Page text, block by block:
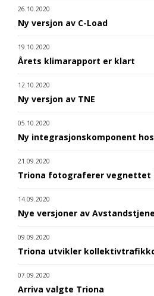
26.10.2020
Ny versjon av C-Load
19.10.2020
Årets klimarapport er klart
12.10.2020
Ny versjon av TNE
05.10.2020
Ny integrasjonskomponent hos
21.09.2020
Triona fotograferer vegnettet
14.09.2020
Nye versjoner av
09.09.2020
Triona utvikler
07.09.2020
Arriva valgte Triona